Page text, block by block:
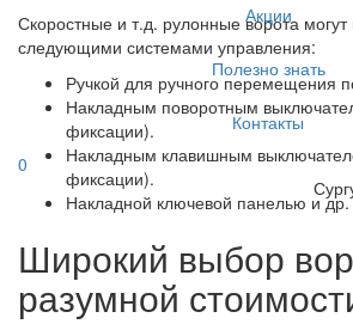
Акции
Полезно знать
Контакты
0
Скоростные и т.д. рулонные ворота могут
следующими системами управления:
Ручкой для ручного перемещения
Накладным поворотным
фиксации).
Накладным клавишным
фиксации).
Накладной ключевой панелью и др.
Широкий выбор
разумной